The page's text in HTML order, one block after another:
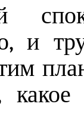
и